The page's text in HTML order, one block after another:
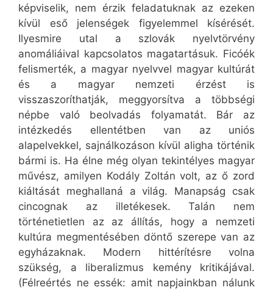
képviselik, nem érzik feladatuknak az ezeken
kívül eső jelenségek figyelemmel kísérését.
Ilyesmire utal a szlovák nyelvtörvény
anomáliáival kapcsolatos magatartásuk. Ficóék
felismerték, a magyar nyelvvel magyar kultúrát
és a magyar nemzeti érzést is
visszaszoríthatják, meggyorsítva a többségi
népbe való beolvadás folyamatát. Bár az
intézkedés ellentétben van az uniós
alapelvekkel, sajnálkozáson kívül aligha történik
bármi is. Ha élne még olyan tekintélyes magyar
művész, amilyen Kodály Zoltán volt, az ő zord
kiáltását meghallaná a világ. Manapság csak
cincognak az illetékesek. Talán nem
történetietlen az az állítás, hogy a nemzeti
kultúra megmentésében döntő szerepe van az
egyházaknak. Modern hittérítésre volna
szükség, a liberalizmus kemény kritikájával.
(Félreértés ne essék: amit napjainkban nálunk